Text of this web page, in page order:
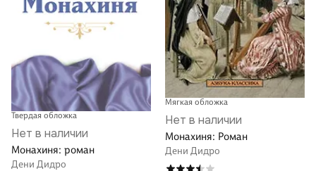
Твердая обложка
Нет в наличии
Монахиня: роман
Дени Дидро
Мягкая обложка
Нет в наличии
Монахиня: Роман
Дени Дидро